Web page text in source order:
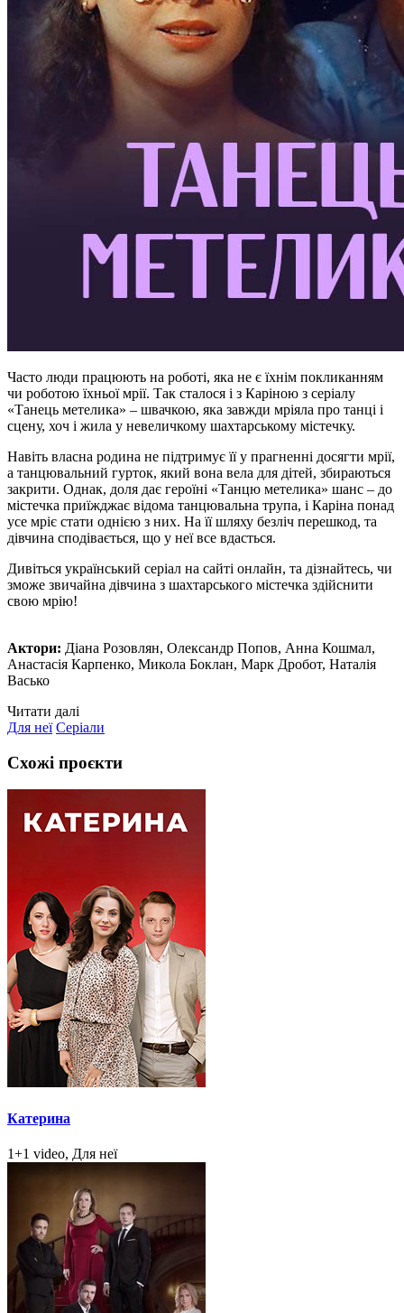
Часто люди працюють на роботі, яка не є їхнім покликанням
чи роботою їхньої мрії. Так сталося і з Каріною з серіалу
«Танець метелика» – швачкою, яка завжди мріяла про танці і
сцену, хоч і жила у невеличкому шахтарському містечку.
Навіть власна родина не підтримує її у прагненні досягти мрії,
а танцювальний гурток, який вона вела для дітей, збираються
закрити. Однак, доля дає героїні «Танцю метелика» шанс – до
містечка приїжджає відома танцювальна трупа, і Каріна понад
усе мріє стати однією з них. На її шляху безліч перешкод, та
дівчина сподівається, що у неї все вдасться.
Дивіться український серіал на сайті онлайн, та дізнайтесь, чи
зможе звичайна дівчина з шахтарського містечка здійснити
свою мрію!
Актори: Діана Розовлян, Олександр Попов, Анна Кошмал,
Анастасія Карпенко, Микола Боклан, Марк Дробот, Наталія
Васько
Читати далі
Для неї Серіали
Схожі проєкти
Катерина
1+1 video, Для неї